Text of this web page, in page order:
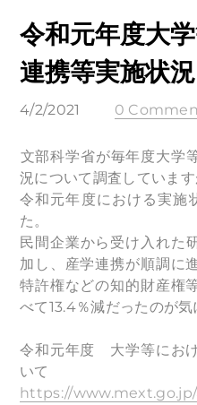
令和元年度大
連携等実施状
4/2/2021 0
文部科学省が毎年度大学
況について調査しています
令和元年度における実施
た。
民間企業から受け入れた
加し、産学連携が順調に
特許権などの知的財産権
べて13.4％減だったのが気
令和元年度 大学等にお
いて
https://